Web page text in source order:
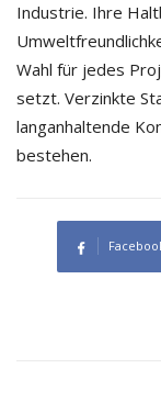
Industrie. Ihre
Wahl für jedes
setzt. Verzinkte
langanhaltende
bestehen.